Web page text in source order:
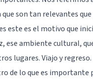
son tan relevantes
este es el motivo que
ese ambiente cultural,
lugares. Viajo y
de lo que es importante